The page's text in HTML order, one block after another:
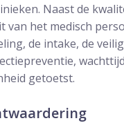
Naast de
van het medisch
de intake, de
getoetst.